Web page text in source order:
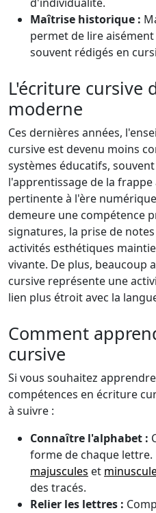
Maîtrise historique :
permet de lire
souvent rédigés en
L'écriture cursive
moderne
Ces dernières années,
cursive est devenu moins
systèmes éducatifs,
l'apprentissage de la frappe
pertinente à l'ère
demeure une compétence
signatures, la prise de
activités esthétiques
vivante. De plus, beaucoup
cursive représente une
lien plus étroit avec la
Comment
cursive
Si vous souhaitez
compétences en écriture
à suivre :
Connaître l'alphabet :
forme de chaque lettre.
majuscules et
des tracés.
Relier les lettres :